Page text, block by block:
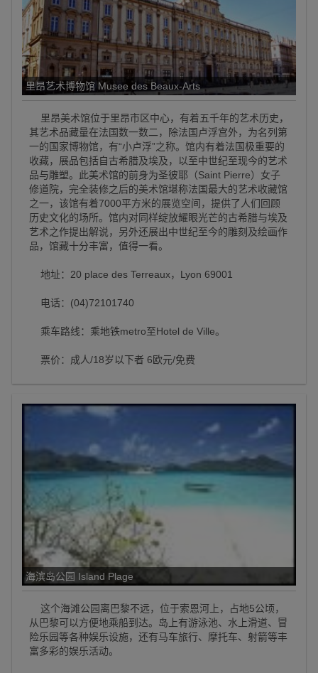
里昂艺术博物馆 Musee des Beaux-Arts
里昂美术馆位于里昂市区中心，有着五千年的艺术历史，
其艺术品藏量在法国数一数二，除法国卢浮宫外，为名列第
一的国家博物馆，有“小卢浮”之称。馆内有着法国极重要的
收藏，展品包括自古希腊及埃及，以至中世纪至现今的艺术
品与雕塑。此美术馆的前身为圣彼耶（Saint Pierre）女子
修道院，完全装修之后的美术馆堪称法国最大的艺术收藏馆
之一，该馆有着7000平方米的展览空间，提供了人们回顾
历史文化的场所。馆内对同样绽放耀眼光芒的古希腊与埃及
艺术之作提出解说，另外还展出中世纪至今的雕刻及绘画作
品，馆藏十分丰富，值得一看。
地址：20 place des Terreaux，Lyon 69001
电话：(04)72101740
乘车路线：乘地铁metro至Hotel de Ville。
票价：成人/18岁以下者 6欧元/免费
海滨岛公园 Island Plage
这个海滩公园离巴黎不远，位于索恩河上，占地5公顷，
从巴黎可以方便地乘船到达。岛上有游泳池、水上滑道、冒
险乐园等各种娱乐设施，还有马车旅行、摩托车、射箭等丰
富多彩的娱乐活动。